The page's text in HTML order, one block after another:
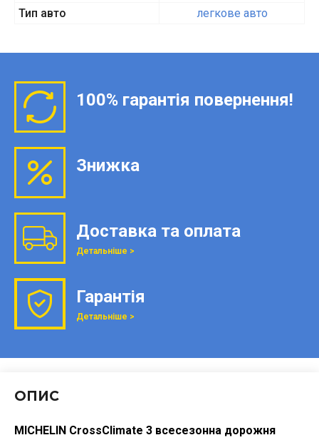
Тип авто
легкове авто
100% гарантія повернення!
Знижка
Доставка та оплата
Детальніше >
Гарантія
Детальніше >
ОПИС
MICHELIN CrossClimate 3 всесезонна дорожня